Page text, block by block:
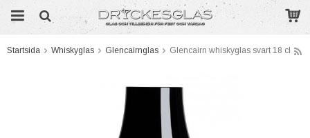
Startsida Whiskyglas Glencairnglas Glencairn whiskyglas svart 18 cl